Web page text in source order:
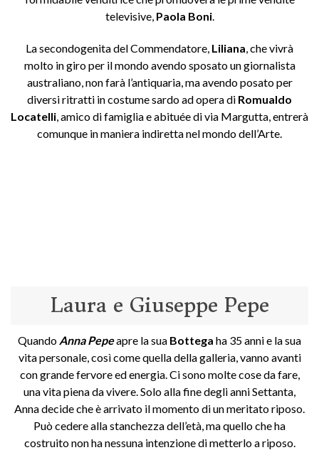
televisive, Paola Boni.
La secondogenita del Commendatore, Liliana, che vivrà
molto in giro per il mondo avendo sposato un giornalista
australiano, non farà l’antiquaria, ma avendo posato per
diversi ritratti in costume sardo ad opera di Romualdo
Locatelli, amico di famiglia e abituée di via Margutta, entrerà
comunque in maniera indiretta nel mondo dell’Arte.
Laura e Giuseppe Pepe
Quando Anna Pepeapre la sua Bottega ha 35 anni e la sua
vita personale, così come quella della galleria, vanno avanti
con grande fervore ed energia. Ci sono molte cose da fare,
una vita piena da vivere. Solo alla fine degli anni Settanta,
Anna decide che è arrivato il momento di un meritato riposo.
Può cedere alla stanchezza dell’età, ma quello che ha
costruito non ha nessuna intenzione di metterlo a riposo.